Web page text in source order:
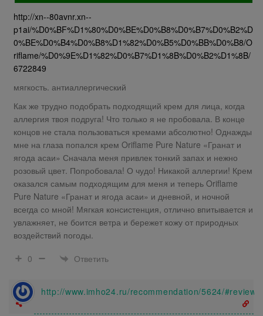
http://xn--80avnr.xn--
p1ai/%D0%BF%D1%80%D0%BE%D0%B8%D0%B7%D0%B2%D
0%BE%D0%B4%D0%B8%D1%82%D0%B5%D0%BB%D0%B8/O
riflame/%D0%9E%D1%82%D0%B7%D1%8B%D0%B2%D1%8B/
6722849
мягкость. антиаллергический
Как же трудно подобрать подходящий крем для лица, когда
аллергия твоя подруга! Что только я не пробовала. В конце
концов не стала пользоваться кремами абсолютно! Однажды
мне на глаза попался крем Oriflame Pure Nature «Гранат и
ягода асаи» Сначала меня привлек тонкий запах и нежно
розовый цвет. Попробовала! О чудо! Никакой аллергии! Крем
оказался самым подходящим для меня и теперь Oriflame
Pure Nature «Гранат и ягода асаи» и дневной, и ночной
всегда со мной! Мягкая консистенция, отлично впитывается и
увлажняет, не боится ветра и бережет кожу от природных
воздействий погоды.
0
Ответить
http://www.imho24.ru/recommendation/5624/